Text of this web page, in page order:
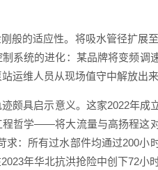
般的适应性。将吸水管径扩展
系统的进化：某品牌将变频
运维人员从现场值守中解放出来
颇具启示意义。这家2022年
哲学——将大流量与高扬程这
：所有过水部件均通过200小
年华北抗洪抢险中创下72小